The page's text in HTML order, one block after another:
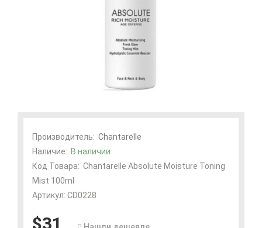
Производитель: Chantarelle
Наличие: В наличии
Код Товара: Chantarelle Absolute Moisture Toning
Mist 100ml
Артикул: CD0228
$31